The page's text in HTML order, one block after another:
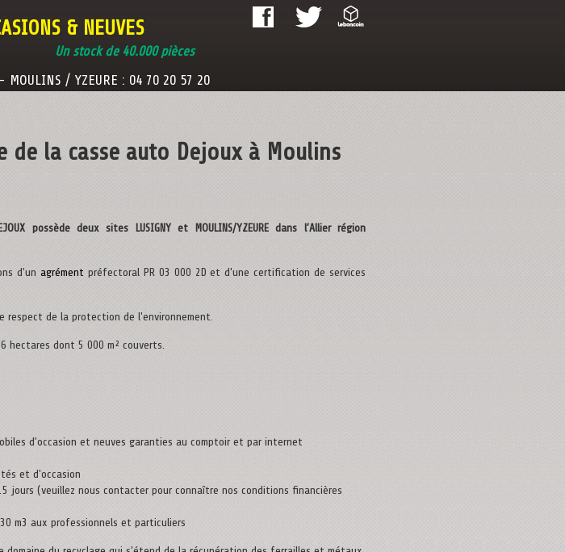
& NEUVES
Un stock de 40.000 pièces
MOULINS / YZEURE : 04 70 20 57 20
de la casse auto Dejoux à Moulins
possède deux sites LUSIGNY et MOULINS/YZEURE dans l’Allier région
d'unagrément préfectoral PR 03 000 2D et d'une certification de services
respect de la protection de l'environnement.
hectares dont 5 000 m² couverts.
d’occasion et neuves garanties au comptoir et par internet
et d'occasion
jours (veuillez nous contacter pour connaître nos conditions financières
m3 aux professionnels et particuliers